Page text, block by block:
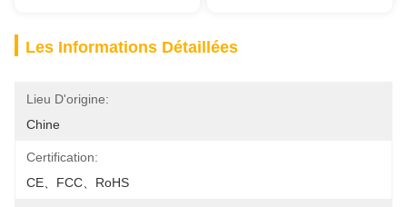
Les Informations Détaillées
Lieu D'origine:
Chine
Certification:
CE、FCC、RoHS